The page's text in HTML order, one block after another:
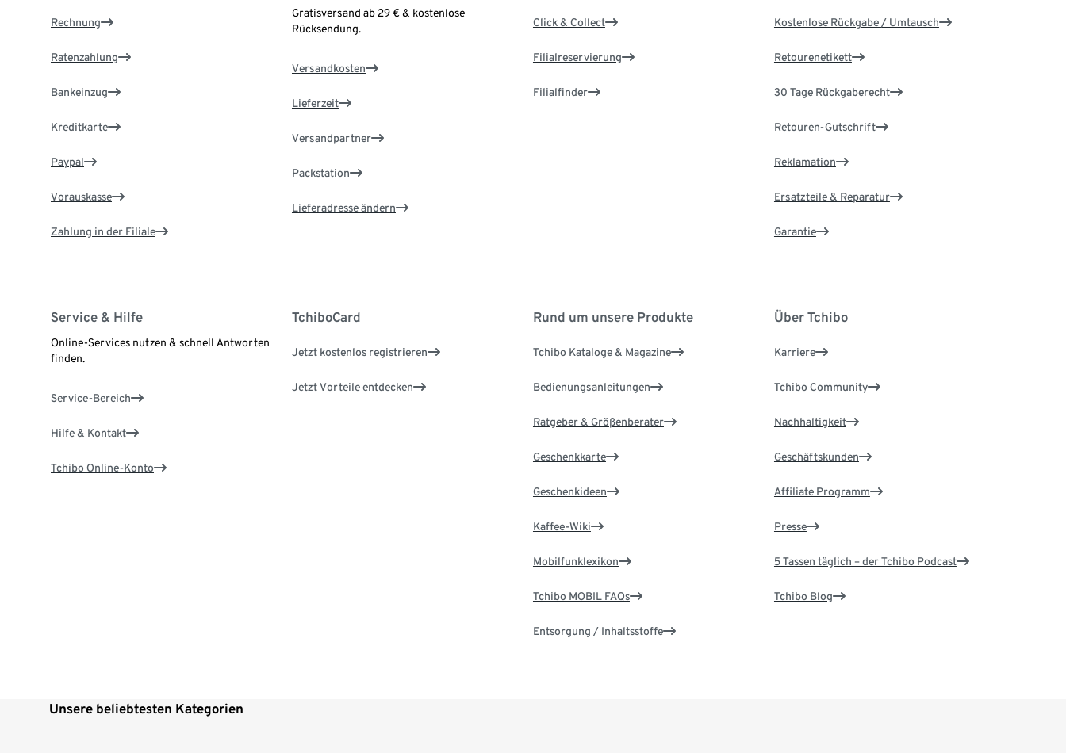
Rechnung
Ratenzahlung
Bankeinzug
Kreditkarte
Paypal
Vorauskasse
Zahlung in der Filiale
Gratisversand ab 29 € & kostenlose
Rücksendung.
Versandkosten
Lieferzeit
Versandpartner
Packstation
Lieferadresse ändern
Click & Collect
Filialreservierung
Filialfinder
Kostenlose Rückgabe / Umtausch
Retourenetikett
30 Tage Rückgaberecht
Retouren-Gutschrift
Reklamation
Ersatzteile & Reparatur
Garantie
Service & Hilfe
Online-Services nutzen & schnell Antworten
finden.
Service-Bereich
Hilfe & Kontakt
Tchibo Online-Konto
TchiboCard
Jetzt kostenlos registrieren
Jetzt Vorteile entdecken
Rund um unsere Produkte
Tchibo Kataloge & Magazine
Bedienungsanleitungen
Ratgeber & Größenberater
Geschenkkarte
Geschenkideen
Kaffee-Wiki
Mobilfunklexikon
Tchibo MOBIL FAQs
Entsorgung / Inhaltsstoffe
Über Tchibo
Karriere
Tchibo Community
Nachhaltigkeit
Geschäftskunden
Affiliate Programm
Presse
5 Tassen täglich – der Tchibo Podcast
Tchibo Blog
Unsere beliebtesten Kategorien